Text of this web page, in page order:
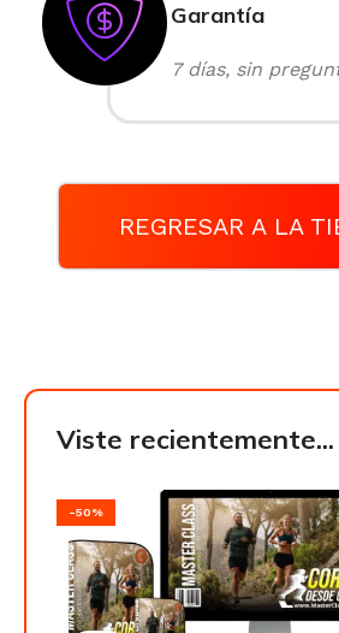
Garantía
7 días, sin
REGRESAR A LA
Viste recientemente...
-50%